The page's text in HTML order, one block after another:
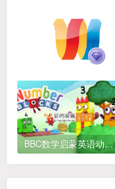
BBC数学启蒙英语动画Numberblocks数字积木，全七季共161集，1080P高清视频带英文字幕